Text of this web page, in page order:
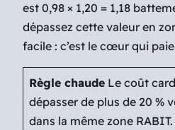
est 0,98 × 1,20 = 1,18
dépassez cette valeur en
facile : c’est le cœur qui
Règle chaude Le coût
dépasser de plus de 20 %
dans la même zone